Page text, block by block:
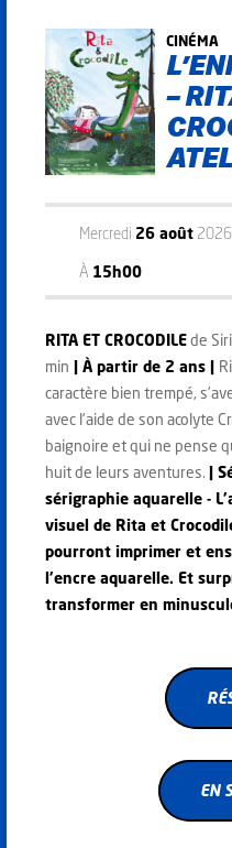
CINÉMA
–
Mercredi 26 août 2026
À 15h00
RITA ET CROCODILEde
min | À partir de 2 ans |
caractère bien trempé,
avec l’aide de son acolyte
baignoire et qui ne pense
huit de leurs aventures. |
sérigraphie aquarelle -
visuel de Rita et
pourront imprimer et
l’encre aquarelle. Et
transformer en
EN